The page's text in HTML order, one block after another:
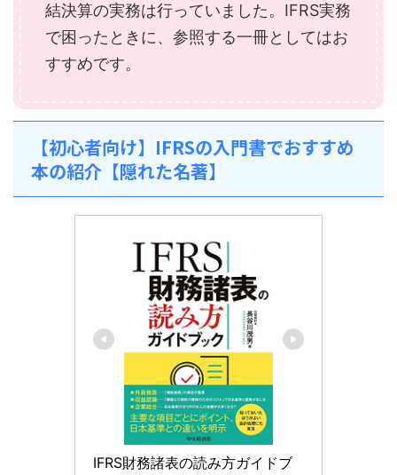
結決算の実務は行っていました。IFRS実務
で困ったときに、参照する一冊としてはお
すすめです。
【初心者向け】IFRSの入門書でおすすめ
本の紹介【隠れた名著】
IFRS財務諸表の読み方ガイドブ